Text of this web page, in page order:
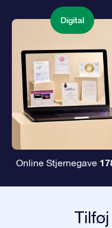
Digital
Online Stjernegave